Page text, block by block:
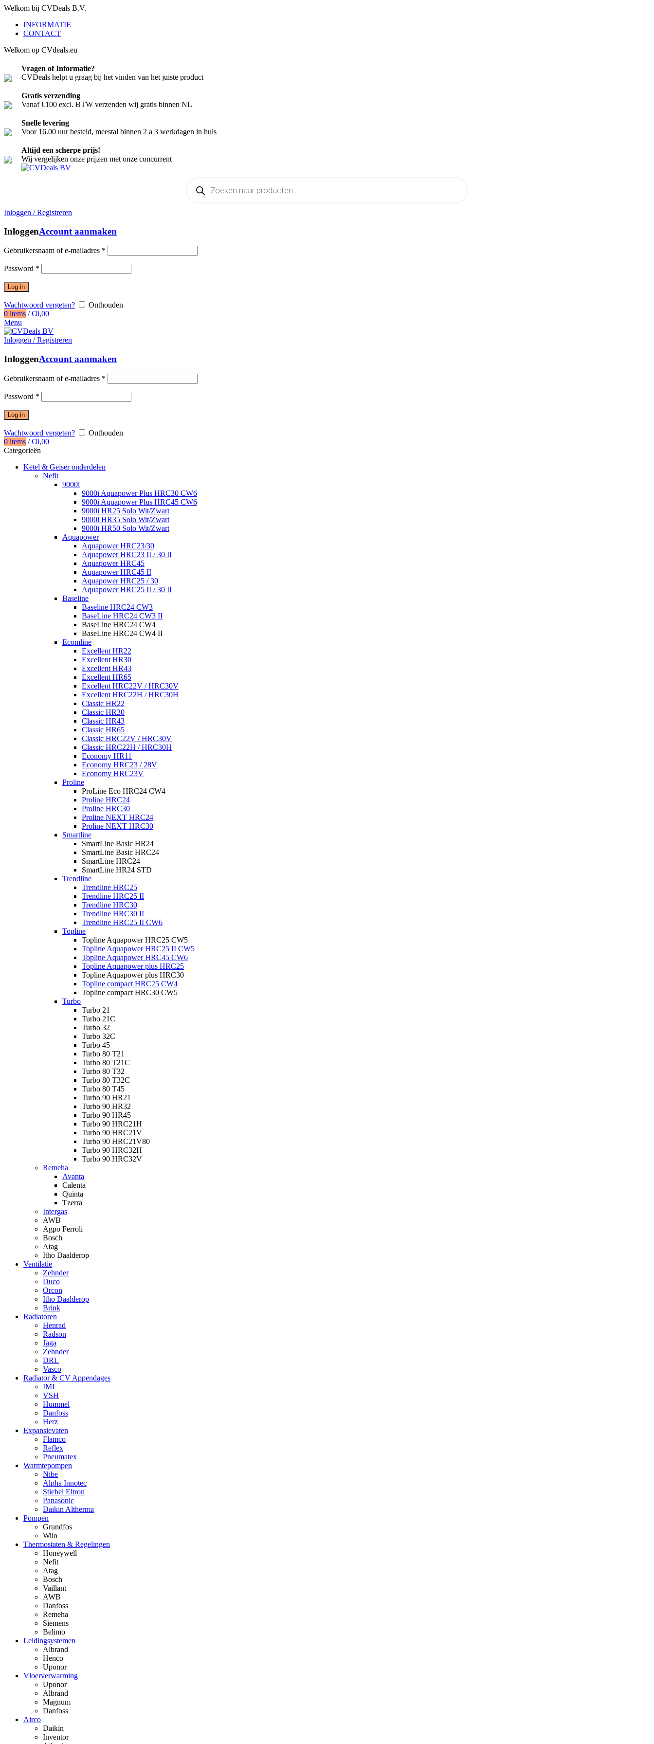
Welkom bij CVDeals B.V.
INFORMATIE
CONTACT
Welkom op CVdeals.eu
Vragen of Informatie?
CVDeals helpt u graag bij het vinden van het juiste product
Gratis verzending
Vanaf €100 excl. BTW verzenden wij gratis binnen NL
Snelle levering
Voor 16.00 uur besteld, meestal binnen 2 a 3 werkdagen in huis
Altijd een scherpe prijs!
Wij vergelijken onze prijzen met onze concurrent
zoeken
Inloggen / Registreren
InloggenAccount aanmaken
Gebruikersnaam of e-mailadres *
Password *
Log in
Wachtwoord vergeten?
Onthouden
0 items / €0,00
Menu
Inloggen / Registreren
InloggenAccount aanmaken
Gebruikersnaam of e-mailadres *
Password *
Log in
Wachtwoord vergeten?
Onthouden
0 items / €0,00
Categorieën
Ketel & Geiser onderdelen
Nefit
9000i
9000i Aquapower Plus HRC30 CW6
9000i Aquapower Plus HRC45 CW6
9000i HR25 Solo Wit/Zwart
9000i HR35 Solo Wit/Zwart
9000i HR50 Solo Wit/Zwart
Aquapower
Aquapower HRC23/30
Aquapower HRC23 II / 30 II
Aquapower HRC45
Aquapower HRC45 II
Aquapower HRC25 / 30
Aquapower HRC25 II / 30 II
Baseline
Baseline HRC24 CW3
BaseLine HRC24 CW3 II
BaseLine HRC24 CW4
BaseLine HRC24 CW4 II
Ecomline
Excellent HR22
Excellent HR30
Excellent HR43
Excellent HR65
Excellent HRC22V / HRC30V
Excellent HRC22H / HRC30H
Classic HR22
Classic HR30
Classic HR43
Classic HR65
Classic HRC22V / HRC30V
Classic HRC22H / HRC30H
Economy HR11
Economy HRC23 / 28V
Economy HRC23V
Proline
ProLine Eco HRC24 CW4
Proline HRC24
Proline HRC30
Proline NEXT HRC24
Proline NEXT HRC30
Smartline
SmartLine Basic HR24
SmartLine Basic HRC24
SmartLine HRC24
SmartLine HR24 STD
Trendline
Trendline HRC25
Trendline HRC25 II
Trendline HRC30
Trendline HRC30 II
Trendline HRC25 II CW6
Topline
Topline Aquapower HRC25 CW5
Topline Aquapower HRC25 II CW5
Topline Aquapower HRC45 CW6
Topline Aquapower plus HRC25
Topline Aquapower plus HRC30
Topline compact HRC25 CW4
Topline compact HRC30 CW5
Turbo
Turbo 21
Turbo 21C
Turbo 32
Turbo 32C
Turbo 45
Turbo 80 T21
Turbo 80 T21C
Turbo 80 T32
Turbo 80 T32C
Turbo 80 T45
Turbo 90 HR21
Turbo 90 HR32
Turbo 90 HR45
Turbo 90 HRC21H
Turbo 90 HRC21V
Turbo 90 HRC21V80
Turbo 90 HRC32H
Turbo 90 HRC32V
Remeha
Avanta
Calenta
Quinta
Tzerra
Intergas
AWB
Agpo Ferroli
Bosch
Atag
Itho Daalderop
Ventilatie
Zehnder
Duco
Orcon
Itho Daalderop
Brink
Radiatoren
Henrad
Radson
Jaga
Zehnder
DRL
Vasco
Radiator & CV Appendages
IMI
VSH
Hummel
Danfoss
Herz
Expansievaten
Flamco
Reflex
Pneumatex
Warmtepompen
Nibe
Alpha Innotec
Stiebel Eltron
Panasonic
Daikin Altherma
Pompen
Grundfos
Wilo
Thermostaten & Regelingen
Honeywell
Nefit
Atag
Bosch
Vaillant
AWB
Danfoss
Remeha
Siemens
Belimo
Leidingsystemen
Albrand
Henco
Uponor
Vloerverwarming
Uponor
Albrand
Magnum
Danfoss
Airco
Daikin
Inventor